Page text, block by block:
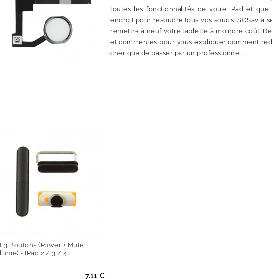
toutes les fonctionnalités de votre iPad et
endroit pour résoudre tous vos soucis. SOSav a
remettre à neuf votre tablette à moindre coût.
et commentés pour vous expliquer comment
cher que de passer par un professionnel.
3 Boutons (Power + Mute +
- IPad 2 / 3 / 4
7.11 €